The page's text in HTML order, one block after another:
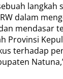
a
u
t
S
s
w
langkah
dalam
mendasar
Provinsi
terhadap